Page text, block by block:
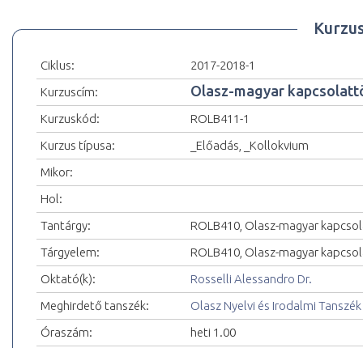
Ciklus:
2017-2018-1
Kurzuscím:
Olasz-magyar
Kurzuskód:
ROLB411-1
Kurzus típusa:
_Előadás, _Kollokvium
Mikor:
Hol:
Tantárgy:
ROLB410, Olasz-magyar
Tárgyelem:
ROLB410, Olasz-magyar
Oktató(k):
Rosselli Alessandro Dr.
Meghirdető tanszék:
Olasz Nyelvi és Irodalmi Tanszék
Óraszám:
heti 1.00